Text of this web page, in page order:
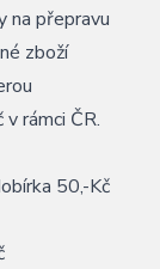
na přepravu
zboží
rámci ČR.
50,-Kč